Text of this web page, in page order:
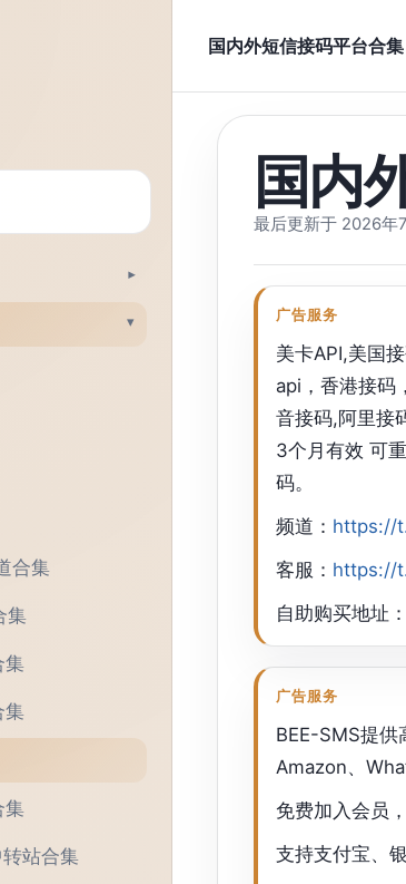
▾
▾
合集
集
集
集
集
站合集
国内外短信接码平台合集
国内
最后更新于 2026年
广告服务
美卡API,美国
api，香港接码
音接码,阿里接
3个月有效 可
码。
频道： https://
客服： https://
自助购买地址：
广告服务
BEE-SMS提
Amazon、
免费加入会员
支持支付宝、